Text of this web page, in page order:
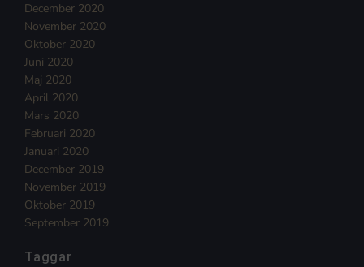
December 2020
November 2020
Oktober 2020
Juni 2020
Maj 2020
April 2020
Mars 2020
Februari 2020
Januari 2020
December 2019
November 2019
Oktober 2019
September 2019
Taggar